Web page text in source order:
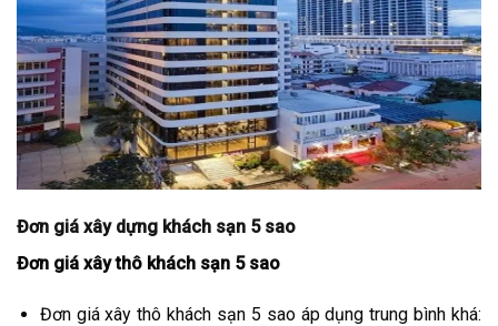
Đơn giá xây dựng khách sạn 5 sao
Đơn giá xây thô khách sạn 5 sao
Đơn giá xây thô khách sạn 5 sao áp dụng trung bình khá: